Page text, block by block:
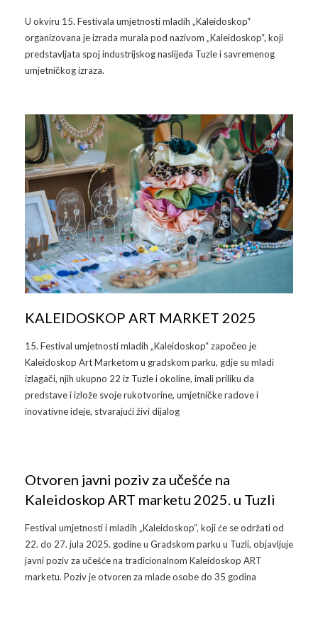
Video 2011
Video 2012
Video 2014
Video 2015
Video 2016
Video 2017
Video 2018
Galerija 2010
Galerija 2011
Galerija 2013
Galerija 2014
Galerija 2015
Galerija 2016
Galerija 2017
Galerija 2018
Galerija 2019
Galerija 2023
Arhiva
Kontakt
U okviru 15. Festivala umjetnosti mladih „Kaleidoskop“
organizovana je izrada murala pod nazivom „Kaleidoskop“, koji
predstavljata spoj industrijskog naslijeđa Tuzle i savremenog
umjetničkog izraza.
KALEIDOSKOP ART MARKET 2025
15. Festival umjetnosti mladih „Kaleidoskop“ započeo je
Kaleidoskop Art Marketom u gradskom parku, gdje su mladi
izlagači, njih ukupno 22 iz Tuzle i okoline, imali priliku da
predstave i izlože svoje rukotvorine, umjetničke radove i
inovativne ideje, stvarajući živi dijalog
Otvoren javni poziv za učešće na
Kaleidoskop ART marketu 2025. u Tuzli
Festival umjetnosti i mladih „Kaleidoskop“, koji će se održati od
22. do 27. jula 2025. godine u Gradskom parku u Tuzli, objavljuje
javni poziv za učešće na tradicionalnom Kaleidoskop ART
marketu. Poziv je otvoren za mlade osobe do 35 godina